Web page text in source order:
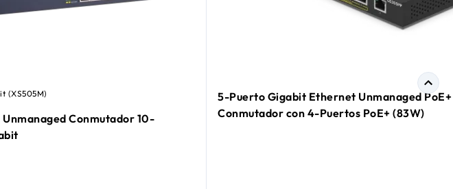
(XS505M)
Conmutador 10-
5-Puerto Gigabit Ethernet Unmanaged
Conmutador con 4-Puertos PoE+ (83W)